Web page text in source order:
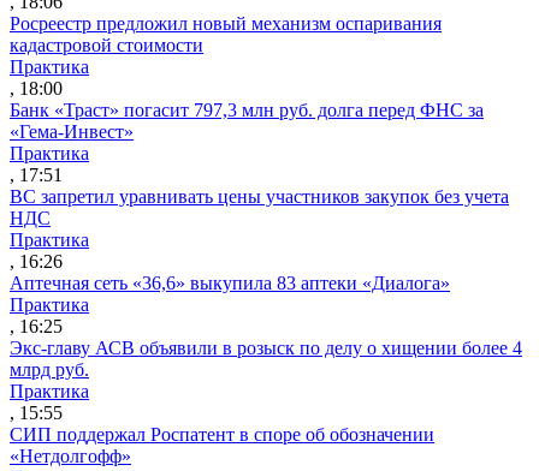
Росреестр предложил новый механизм оспаривания
кадастровой стоимости
Практика
, 18:00
Банк «Траст» погасит 797,3 млн руб. долга перед ФНС за
«Гема-Инвест»
Практика
, 17:51
ВС запретил уравнивать цены участников закупок без учета
НДС
Практика
, 16:26
Аптечная сеть «36,6» выкупила 83 аптеки «Диалога»
Практика
, 16:25
Экс-главу АСВ объявили в розыск по делу о хищении более 4
млрд руб.
Практика
, 15:55
СИП поддержал Роспатент в споре об обозначении
«Нетдолгофф»